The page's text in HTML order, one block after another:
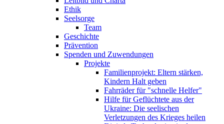
Ethik
Seelsorge
Team
Geschichte
Prävention
Spenden und Zuwendungen
Projekte
Familienprojekt: Eltern stärken,
Kindern Halt geben
Fahrräder für "schnelle Helfer"
Hilfe für Geflüchtete aus der
Ukraine: Die seelischen
Verletzungen des Krieges heilen